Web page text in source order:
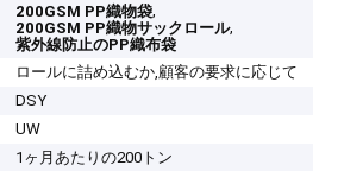
200GSM PP織物袋,
200GSM PP織物サックロール,
紫外線防止のPP織布袋
ロールに詰め込むか,顧客の要求に応じて
DSY
UW
1ヶ月あたりの200トン